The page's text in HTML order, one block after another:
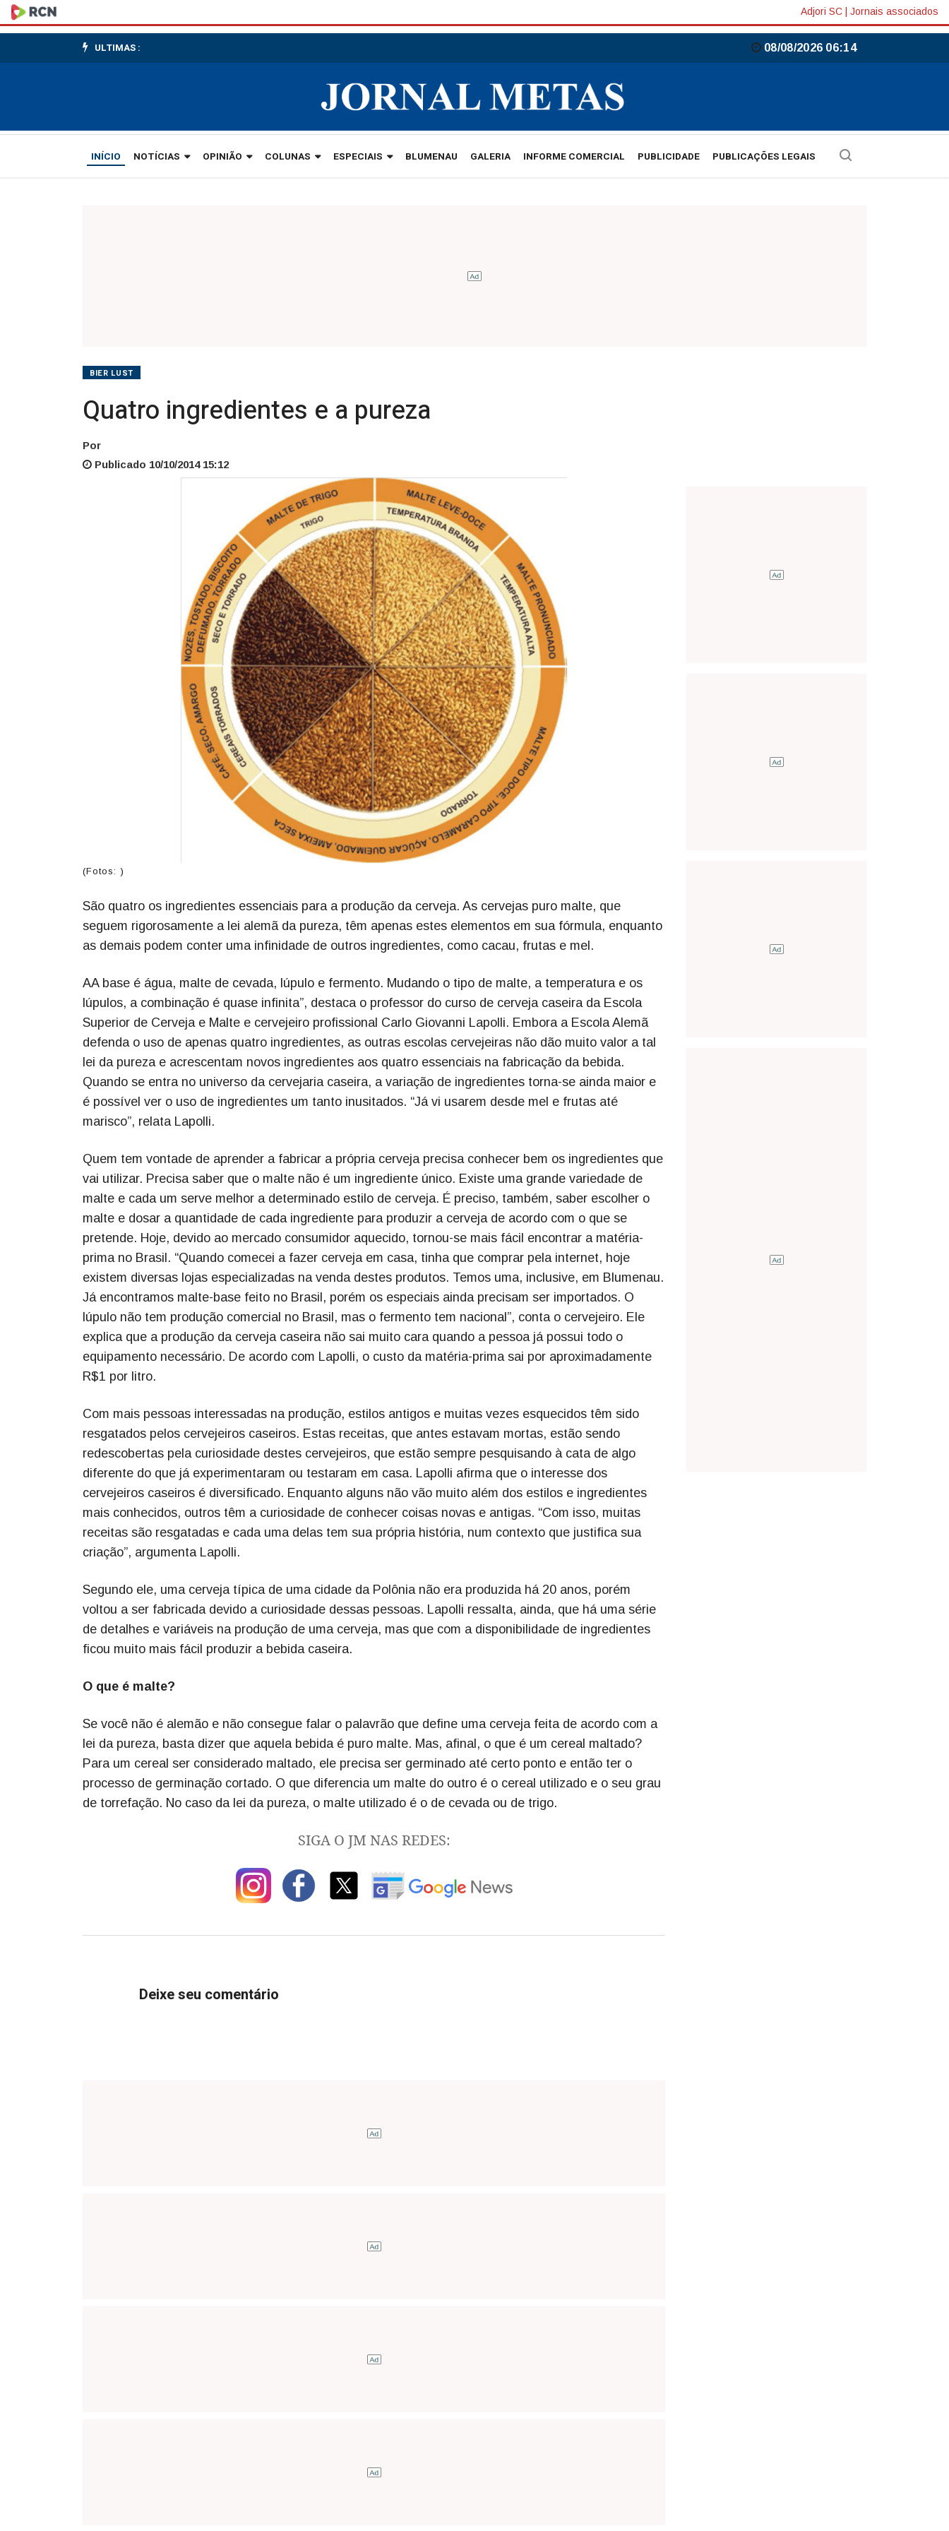
Quatro
ingredientes
e
pureza
Adjori SC Jornais associados
ULTIMAS : 08/08/2026 06:14
INÍCIO NOTÍCIAS OPINIÃO COLUNAS ESPECIAIS BLUMENAU GALERIA INFORME COMERCIAL PUBLICIDADE PUBLICAÇÕES LEGAIS
BIER LUST
Quatro ingredientes e a pureza
Por
Publicado 10/10/2014 15:12
(Fotos: )
São quatro os ingredientes essenciais para a produção da cerveja. As cervejas puro malte, que
seguem rigorosamente a lei alemã da pureza, têm apenas estes elementos em sua fórmula, enquanto
as demais podem conter uma infinidade de outros ingredientes, como cacau, frutas e mel.
AA base é água, malte de cevada, lúpulo e fermento. Mudando o tipo de malte, a temperatura e os
lúpulos, a combinação é quase infinita”, destaca o professor do curso de cerveja caseira da Escola
Superior de Cerveja e Malte e cervejeiro profissional Carlo Giovanni Lapolli. Embora a Escola Alemã
defenda o uso de apenas quatro ingredientes, as outras escolas cervejeiras não dão muito valor a tal
lei da pureza e acrescentam novos ingredientes aos quatro essenciais na fabricação da bebida.
Quando se entra no universo da cervejaria caseira, a variação de ingredientes torna-se ainda maior e
é possível ver o uso de ingredientes um tanto inusitados. “Já vi usarem desde mel e frutas até
marisco”, relata Lapolli.
Quem tem vontade de aprender a fabricar a própria cerveja precisa conhecer bem os ingredientes que
vai utilizar. Precisa saber que o malte não é um ingrediente único. Existe uma grande variedade de
malte e cada um serve melhor a determinado estilo de cerveja. É preciso, também, saber escolher o
malte e dosar a quantidade de cada ingrediente para produzir a cerveja de acordo com o que se
pretende. Hoje, devido ao mercado consumidor aquecido, tornou-se mais fácil encontrar a matéria-
prima no Brasil. “Quando comecei a fazer cerveja em casa, tinha que comprar pela internet, hoje
existem diversas lojas especializadas na venda destes produtos. Temos uma, inclusive, em Blumenau.
Já encontramos malte-base feito no Brasil, porém os especiais ainda precisam ser importados. O
lúpulo não tem produção comercial no Brasil, mas o fermento tem nacional”, conta o cervejeiro. Ele
explica que a produção da cerveja caseira não sai muito cara quando a pessoa já possui todo o
equipamento necessário. De acordo com Lapolli, o custo da matéria-prima sai por aproximadamente
R$1 por litro.
Com mais pessoas interessadas na produção, estilos antigos e muitas vezes esquecidos têm sido
resgatados pelos cervejeiros caseiros. Estas receitas, que antes estavam mortas, estão sendo
redescobertas pela curiosidade destes cervejeiros, que estão sempre pesquisando à cata de algo
diferente do que já experimentaram ou testaram em casa. Lapolli afirma que o interesse dos
cervejeiros caseiros é diversificado. Enquanto alguns não vão muito além dos estilos e ingredientes
mais conhecidos, outros têm a curiosidade de conhecer coisas novas e antigas. “Com isso, muitas
receitas são resgatadas e cada uma delas tem sua própria história, num contexto que justifica sua
criação”, argumenta Lapolli.
Segundo ele, uma cerveja típica de uma cidade da Polônia não era produzida há 20 anos, porém
voltou a ser fabricada devido a curiosidade dessas pessoas. Lapolli ressalta, ainda, que há uma série
de detalhes e variáveis na produção de uma cerveja, mas que com a disponibilidade de ingredientes
ficou muito mais fácil produzir a bebida caseira.
O que é malte?
Se você não é alemão e não consegue falar o palavrão que define uma cerveja feita de acordo com a
lei da pureza, basta dizer que aquela bebida é puro malte. Mas, afinal, o que é um cereal maltado?
Para um cereal ser considerado maltado, ele precisa ser germinado até certo ponto e então ter o
processo de germinação cortado. O que diferencia um malte do outro é o cereal utilizado e o seu grau
de torrefação. No caso da lei da pureza, o malte utilizado é o de cevada ou de trigo.
SIGA O JM NAS REDES:
Deixe seu comentário